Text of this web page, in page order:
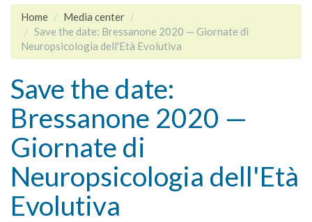
Home
Media center
Save the date: Bressanone 2020 — Giornate di
Neuropsicologia dell'Età Evolutiva
Save the date:
Bressanone 2020 —
Giornate di
Neuropsicologia dell'Età
Evolutiva